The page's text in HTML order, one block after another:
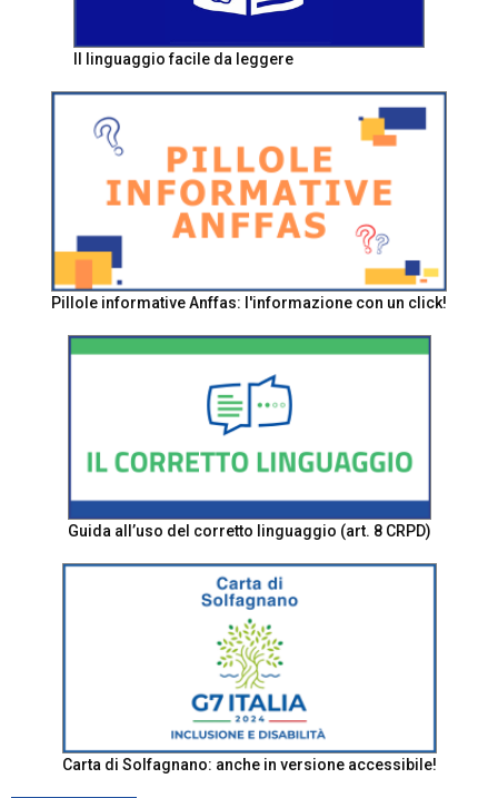
Il linguaggio facile da leggere
Pillole informative Anffas: l'informazione con un click!
Guida all’uso del corretto linguaggio (art. 8 CRPD)
Carta di Solfagnano: anche in versione accessibile!